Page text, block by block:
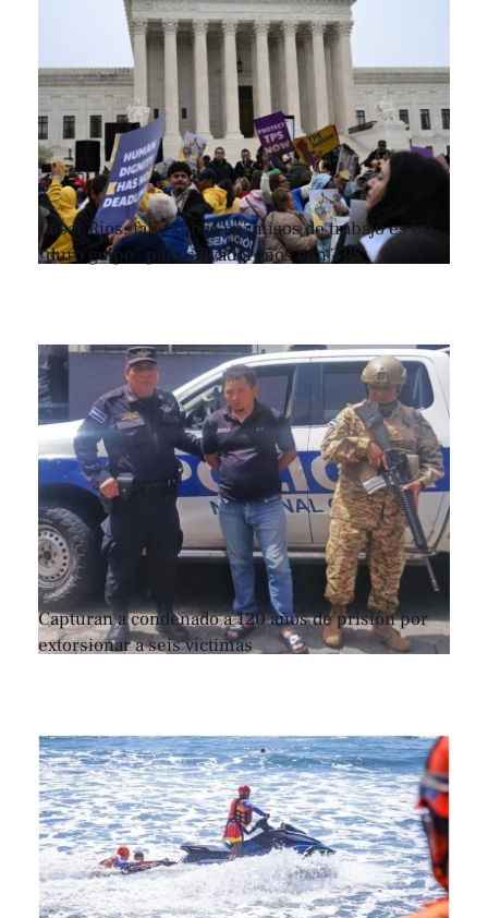
César Ríos: fallo sobre permisos de trabajo es un
“duro golpe” para salvadoreños con TPS
Capturan a condenado a 120 años de prisión por
extorsionar a seis víctimas